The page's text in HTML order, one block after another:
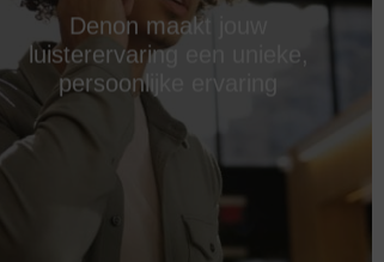
Denon maakt jouw
luisterervaring een unieke,
persoonlijke ervaring